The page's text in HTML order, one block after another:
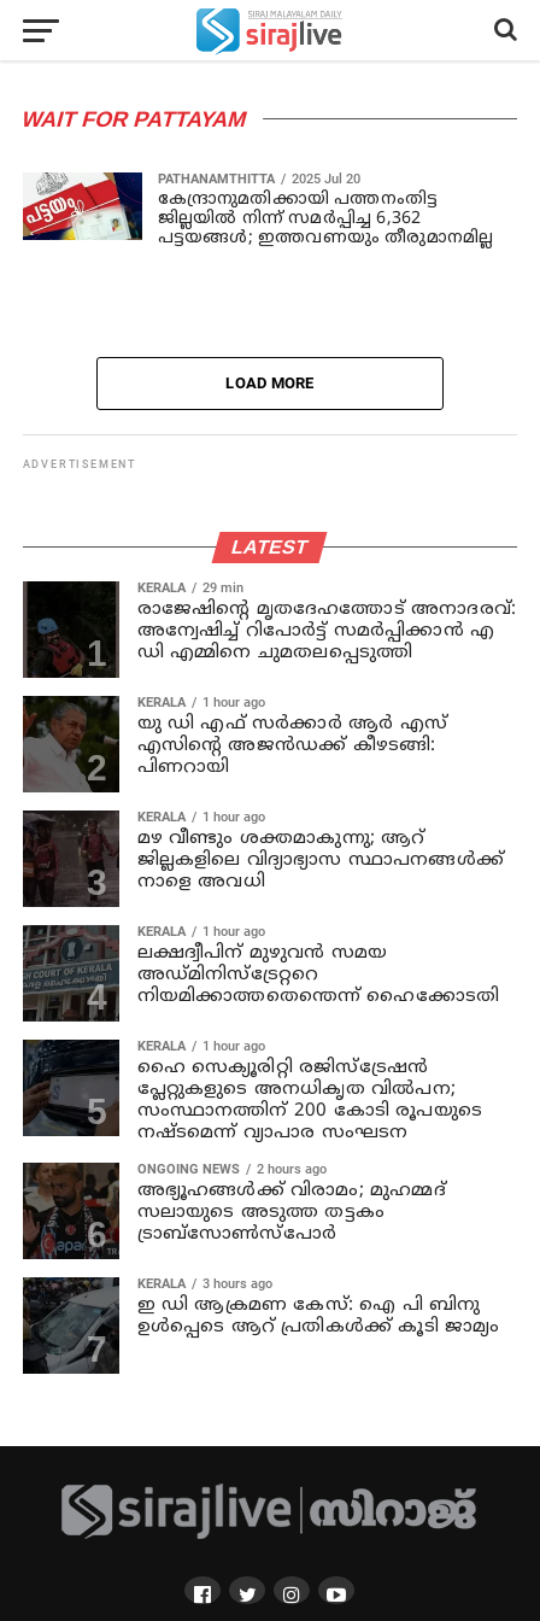
WAIT FOR PATTAYAM
PATHANAMTHITTA 2025 Jul 20
കേന്ദ്രാനുമതിക്കായി പത്തനംതിട്ട
ജില്ലയില്‍ നിന്ന് സമര്‍പ്പിച്ച 6,362
പട്ടയങ്ങള്‍; ഇത്തവണയും തീരുമാനമില്ല
LOAD MORE
ADVERTISEMENT
LATEST
KERALA 29 min
രാജേഷിന്റെ മൃതദേഹത്തോട് അനാദരവ്:
അന്വേഷിച്ച് റിപോര്‍ട്ട് സമര്‍പ്പിക്കാന്‍ എ
ഡി എമ്മിനെ ചുമതലപ്പെടുത്തി
KERALA 1 hour ago
യു ഡി എഫ് സര്‍ക്കാര്‍ ആര്‍ എസ്
എസിന്റെ അജന്‍ഡക്ക്‌ കീഴടങ്ങി:
പിണറായി
KERALA 1 hour ago
മഴ വീണ്ടും ശക്തമാകുന്നു; ആറ്
ജില്ലകളിലെ വിദ്യാഭ്യാസ സ്ഥാപനങ്ങള്‍ക്ക്
നാളെ അവധി
KERALA 1 hour ago
ലക്ഷദ്വീപിന് മുഴുവന്‍ സമയ
അഡ്മിനിസ്‌ട്രേറ്ററെ
നിയമിക്കാത്തതെന്തെന്ന് ഹൈക്കോടതി
KERALA 1 hour ago
ഹൈ സെക്യൂരിറ്റി രജിസ്‌ട്രേഷന്‍
പ്ലേറ്റുകളുടെ അനധികൃത വില്‍പന;
സംസ്ഥാനത്തിന് 200 കോടി രൂപയുടെ
നഷ്ടമെന്ന് വ്യാപാര സംഘടന
ONGOING NEWS 2 hours ago
അഭ്യൂഹങ്ങള്‍ക്ക് വിരാമം; മുഹമ്മദ്
സലായുടെ അടുത്ത തട്ടകം
ട്രാബ്സോണ്‍സ്പോര്‍
KERALA 3 hours ago
ഇ ഡി ആക്രമണ കേസ്: ഐ പി ബിനു
ഉള്‍പ്പെടെ ആറ്‌ പ്രതികള്‍ക്ക് കൂടി ജാമ്യം